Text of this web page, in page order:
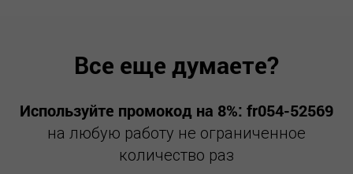
Все еще думаете?
Используйте промокод на 8%: fr054-52569
на любую работу не ограниченное
количество раз